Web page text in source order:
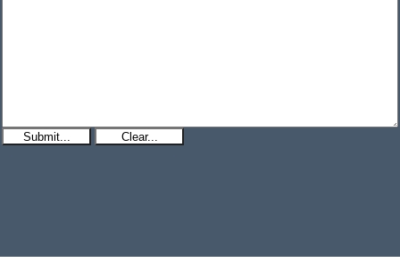
Submit... Clear...